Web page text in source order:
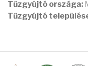
Tűzgyújtó országa:
Tűzgyújtó